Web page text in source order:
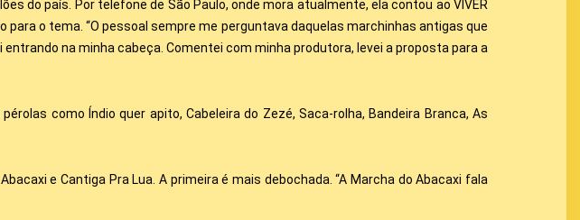
do país. Por telefone de São Paulo, onde mora atualmente, ela contou ao VIVER
o tema. “O pessoal sempre me perguntava daquelas marchinhas antigas que
na minha cabeça. Comentei com minha produtora, levei a proposta para a
como Índio quer apito, Cabeleira do Zezé, Saca-rolha, Bandeira Branca, As
e Cantiga Pra Lua. A primeira é mais debochada. “A Marcha do Abacaxi fala